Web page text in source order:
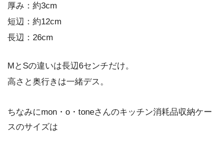
厚み：約3cm
短辺：約12cm
長辺： 26cm
MとSの違いは長辺6センチだけ。
高さと奥行きは一緒デス。
ちなみにmon・o・toneさんのキッチン消耗品収納ケー
スのサイズは